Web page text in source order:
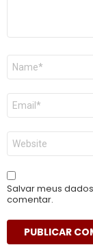
Nome
E-
mail
*
Site
Salvar meus
comentar.